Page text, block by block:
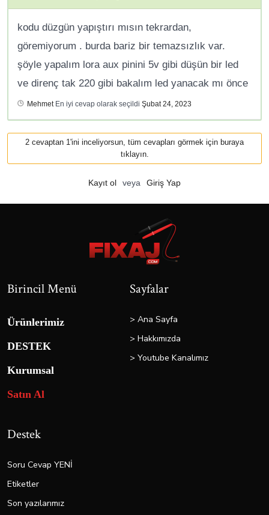
kodu düzgün yapıştırı mısın tekrardan,
göremiyorum . burda bariz bir temazsızlık var.
şöyle yapalım lora aux pinini 5v gibi düşün bir led
ve direnç tak 220 gibi bakalım led yanacak mı önce
MehmetEn iyi cevap olarak seçildi Şubat 24, 2023
2 cevaptan 1'ini inceliyorsun, tüm cevapları görmek için buraya
tıklayın.
Kayıt ol veya Giriş Yap
Birincil Menü
Ürünlerimiz
DESTEK
Kurumsal
Satın Al
Sayfalar
> Ana Sayfa
> Hakkımızda
> Youtube Kanalımız
Destek
Soru Cevap YENİ
Etiketler
Son yazılarımız